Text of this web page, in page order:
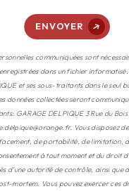
ENVOYER
communiquées sont
dans un fichier informatisé.
et ses sous-traitants dans le seul
données collectées seront
GARAGE DELPIQUE 3 Rue du
Vous disposez
de portabilité, de limitation,
à tout moment et du droit
d’une autorité de contrôle, ainsi que
mortem. Vous pouvez exercer ces